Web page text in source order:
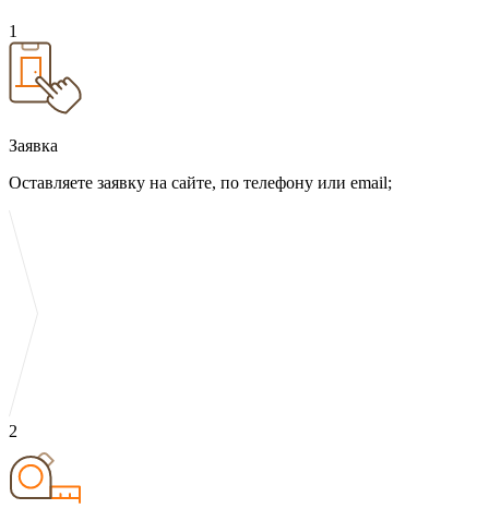
1
Заявка
Оставляете заявку на сайте, по телефону или email;
2